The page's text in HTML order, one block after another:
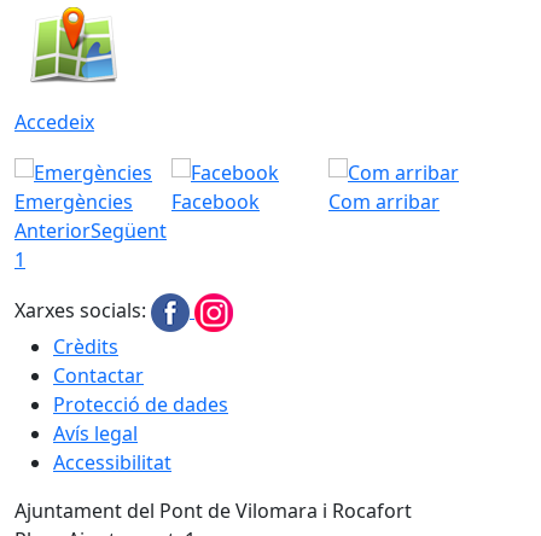
Accedeix
Emergències Facebook
Com arribar
AnteriorSegüent
1
Xarxes socials:
Crèdits
Contactar
Protecció de dades
Avís legal
Accessibilitat
Ajuntament del Pont de Vilomara i Rocafort